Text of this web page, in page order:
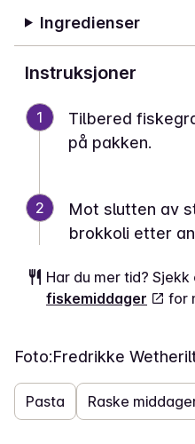
Ingredienser
Instruksjoner
1
Tilbered
på pakken.
2
Mot slutten av
brokkoli etter
Har du mer tid?
fiskemiddager
for
Foto:Fredrikke
Pasta Raske